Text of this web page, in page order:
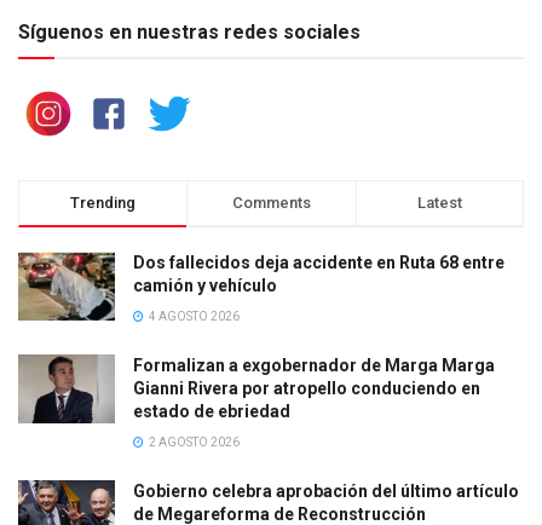
Síguenos en nuestras redes sociales
Trending Comments Latest
Dos fallecidos deja accidente en Ruta 68 entre
camión y vehículo
4 AGOSTO 2026
Formalizan a exgobernador de Marga Marga
Gianni Rivera por atropello conduciendo en
estado de ebriedad
2 AGOSTO 2026
Gobierno celebra aprobación del último artículo
de Megareforma de Reconstrucción